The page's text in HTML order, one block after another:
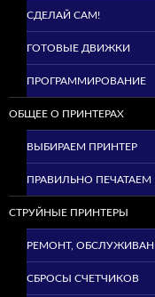
СДЕЛАЙ САМ!
ГОТОВЫЕ ДВИЖКИ
ПРОГРАММИРОВАНИЕ
ОБЩЕЕ О ПРИНТЕРАХ
ВЫБИРАЕМ ПРИНТЕР
ПРАВИЛЬНО ПЕЧАТАЕМ
СТРУЙНЫЕ ПРИНТЕРЫ
РЕМОНТ,
СБРОСЫ СЧЕТЧИКОВ